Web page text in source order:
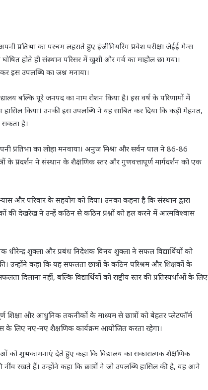
प्रतिभा का परचम लहराते हुए इंजीनियरिंग प्रवेश परीक्षा जेईई मेन्स
होते ही संस्थान परिसर में खुशी और गर्व का माहौल छा गया।
इस उपलब्धि का जश्न मनाया।
बल्कि पूरे जनपद का नाम रोशन किया है। इस वर्ष के परिणामों में
किया। उनकी इस उपलब्धि ने यह साबित कर दिया कि कड़ी मेहनत,
सकता है।
प्रतिभा का लोहा मनवाया। अनुज मिश्रा और सर्वन पाल ने 86-86
के प्रदर्शन ने संस्थान के शैक्षणिक स्तर और गुणवत्तापूर्ण मार्गदर्शन को एक
और परिवार के सहयोग को दिया। उनका कहना है कि संस्थान द्वारा
की देखरेख ने उन्हें कठिन से कठिन प्रश्नों को हल करने में आत्मविश्वास
धीरेन्द्र शुक्ला और प्रबंध निदेशक विनय शुक्ला ने सफल विद्यार्थियों को
उन्होंने कहा कि यह सफलता छात्रों के कठिन परिश्रम और शिक्षकों के
दिलाना नहीं, बल्कि विद्यार्थियों को राष्ट्रीय स्तर की प्रतिस्पर्धाओं के लिए
शिक्षा और आधुनिक तकनीकों के माध्यम से छात्रों को बेहतर प्लेटफॉर्म
के लिए नए-नए शैक्षणिक कार्यक्रम आयोजित करता रहेगा।
को शुभकामनाएं देते हुए कहा कि विद्यालय का सकारात्मक शैक्षणिक
रखते हैं। उन्होंने कहा कि छात्रों ने जो उपलब्धि हासिल की है, वह आने